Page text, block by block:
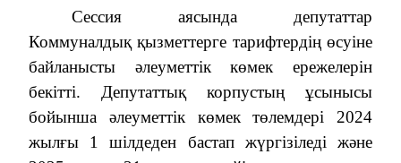
Сессия аясында депутаттар
Коммуналдық қызметтерге тарифтердің өсуіне
байланысты әлеуметтік көмек ережелерін
бекітті. Депутаттық корпустың ұсынысы
бойынша әлеуметтік көмек төлемдері 2024
жылғы 1 шілдеден бастап жүргізіледі және